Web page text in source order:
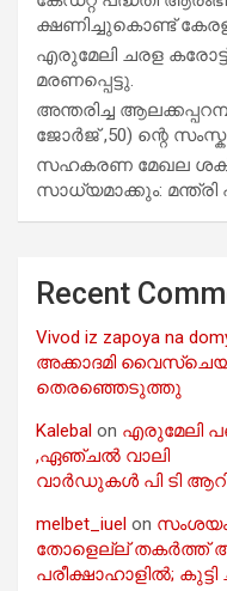
ക്ഷണിച്ചുകൊണ്ട്
എരുമേലി ചരള കരോട്ട്
മരണപ്പെട്ടു.
അന്തരിച്ച
ജോർജ് ,50) ന്റെ
സഹകരണ മേഖല
സാധ്യമാക്കും:
Recent
Vivod iz zapoya na
അക്കാദമി
തെരഞ്ഞെടുത്തു
Kalebal on എരുമേലി
,ഏഞ്ചൽ വാലി
വാർഡുകൾ പി ടി
melbet_iuel on സംശയം
തോളെല്ല് തകർത്ത്
പരീക്ഷാഹാളിൽ;